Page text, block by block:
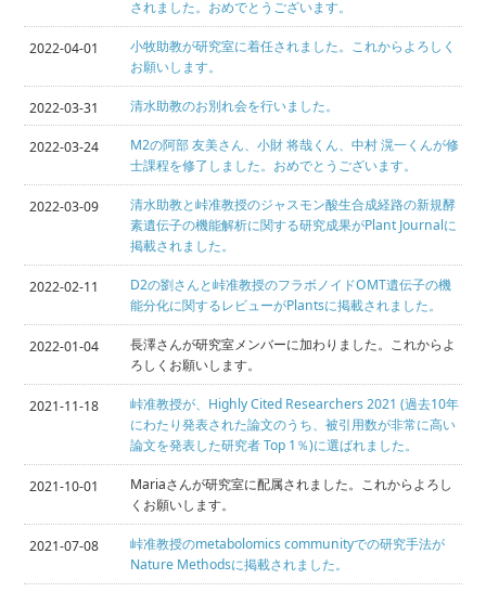
されました。おめでとうございます。
2022-04-01
小牧助教が研究室に着任されました。これからよろしく
お願いします。
2022-03-31 清水助教のお別れ会を行いました。
2022-03-24
M2の阿部 友美さん、小財 将哉くん、中村 滉一くんが修
士課程を修了しました。おめでとうございます。
2022-03-09
清水助教と峠准教授のジャスモン酸生合成経路の新規酵
素遺伝子の機能解析に関する研究成果がPlant Journalに
掲載されました。
2022-02-11
D2の劉さんと峠准教授のフラボノイドOMT遺伝子の機
能分化に関するレビューがPlantsに掲載されました。
2022-01-04
長澤さんが研究室メンバーに加わりました。これからよ
ろしくお願いします。
2021-11-18
峠准教授が、Highly Cited Researchers 2021 (過去10年
にわたり発表された論文のうち、被引用数が非常に高い
論文を発表した研究者 Top 1％)に選ばれました。
2021-10-01
Mariaさんが研究室に配属されました。これからよろし
くお願いします。
2021-07-08
峠准教授のmetabolomics communityでの研究手法が
Nature Methodsに掲載されました。